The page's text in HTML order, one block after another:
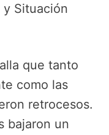
Situación
que tanto
como las
retrocesos.
bajaron un